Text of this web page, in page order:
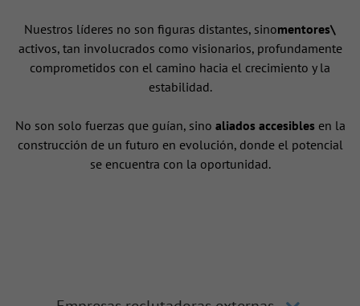
Nuestros líderes no son figuras distantes, sinomentores\
activos, tan involucrados como visionarios, profundamente
comprometidos con el camino hacia el crecimiento y la
estabilidad.
No son solo fuerzas que guían, sino aliados accesiblesen la
construcción de un futuro en evolución, donde el potencial
se encuentra con la oportunidad.